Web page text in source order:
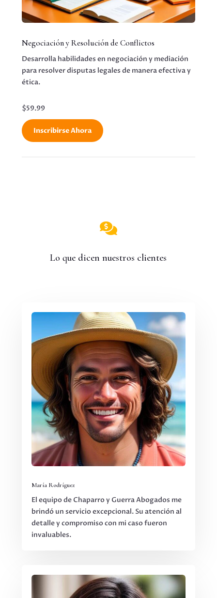
Negociación y Resolución de Conflictos
Desarrolla habilidades en negociación y mediación
para resolver disputas legales de manera efectiva y
ética.
$59.99
Inscribirse Ahora

Lo que dicen nuestros clientes
María Rodríguez
El equipo de Chaparro y Guerra Abogados me
brindó un servicio excepcional. Su atención al
detalle y compromiso con mi caso fueron
invaluables.